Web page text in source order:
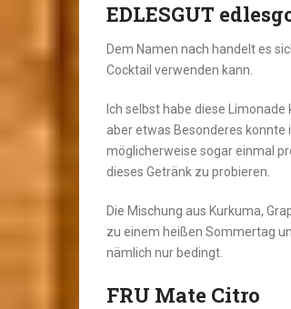
EDLESGUT
Dem Namen nach handelt es
Cocktail verwenden kann.
Ich selbst habe diese
aber etwas Besonderes konnte
möglicherweise sogar einmal
dieses Getränk zu probieren.
Die Mischung aus Kurkuma,
zu einem heißen Sommertag
nämlich nur bedingt.
FRU Mate Citro